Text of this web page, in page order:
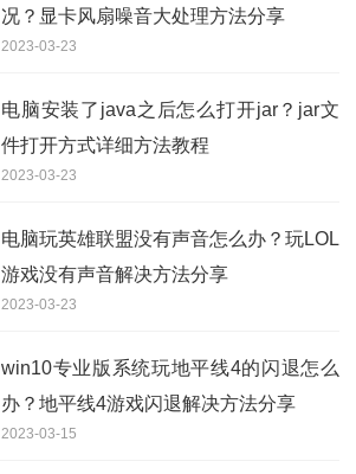
况？显卡风扇噪音大处理方法分享
2023-03-23
电脑安装了java之后怎么打开jar？jar文
件打开方式详细方法教程
2023-03-23
电脑玩英雄联盟没有声音怎么办？玩LOL
游戏没有声音解决方法分享
2023-03-23
win10专业版系统玩地平线4的闪退怎么
办？地平线4游戏闪退解决方法分享
2023-03-15